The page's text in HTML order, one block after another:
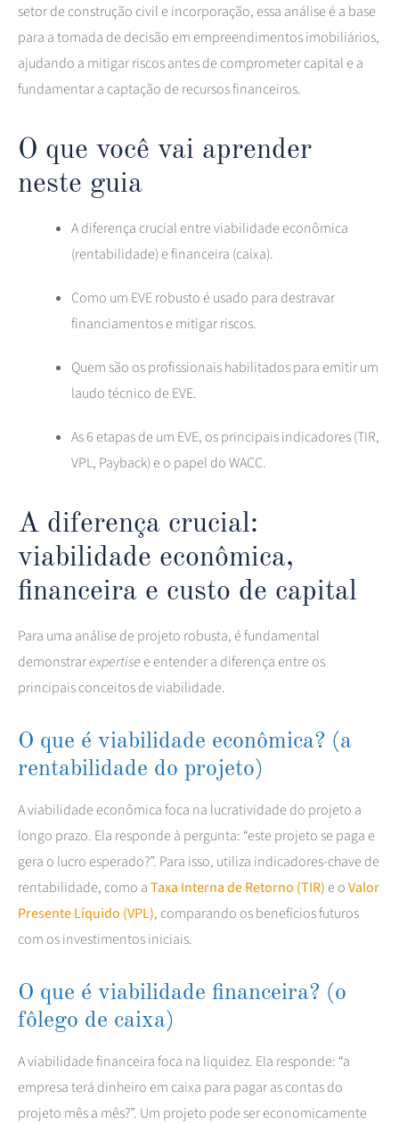
setor de construção civil e incorporação, essa análise é a base
para a tomada de decisão em empreendimentos imobiliários,
ajudando a mitigar riscos antes de comprometer capital e a
fundamentar a captação de recursos financeiros.
O que você vai aprender
neste guia
A diferença crucial entre viabilidade econômica
(rentabilidade) e financeira (caixa).
Como um EVE robusto é usado para destravar
financiamentos e mitigar riscos.
Quem são os profissionais habilitados para emitir um
laudo técnico de EVE.
As 6 etapas de um EVE, os principais indicadores (TIR,
VPL, Payback) e o papel do WACC.
A diferença crucial:
viabilidade econômica,
financeira e custo de capital
Para uma análise de projeto robusta, é fundamental
demonstrarexpertise e entender a diferença entre os
principais conceitos de viabilidade.
O que é viabilidade econômica? (a
rentabilidade do projeto)
A viabilidade econômica foca na lucratividade do projeto a
longo prazo. Ela responde à pergunta: “este projeto se paga e
gera o lucro esperado?”. Para isso, utiliza indicadores-chave de
rentabilidade, como aTaxa Interna de Retorno (TIR) e oValor
Presente Líquido (VPL), comparando os benefícios futuros
com os investimentos iniciais.
O que é viabilidade financeira? (o
fôlego de caixa)
A viabilidade financeira foca na liquidez. Ela responde: “a
empresa terá dinheiro em caixa para pagar as contas do
projeto mês a mês?”. Um projeto pode ser economicamente